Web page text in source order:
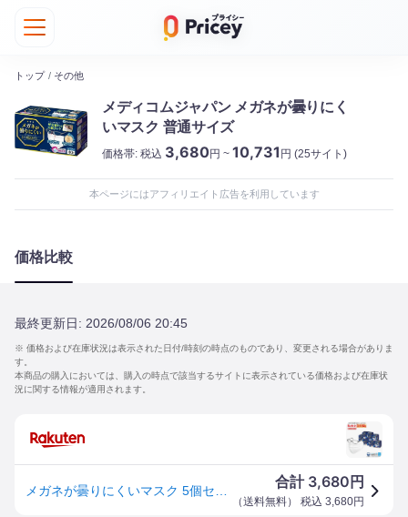
トップ / その他
メディコムジャパン メガネが曇りにく
いマスク 普通サイズ
価格帯: 税込 3,680円 ~ 10,731 円 (25サイト)
本ページにはアフィリエイト広告を利用しています
価格比較
最終更新日: 2026/08/06 20:45
※ 価格および在庫状況は表示された日付/時刻の時点のものであり、変更される場合がありま
す。
本商品の購入においては、購入の時点で該当するサイトに表示されている価格および在庫状
況に関する情報が適用されます。
合計 3,680 円
（送料無料） 税込 3,680円